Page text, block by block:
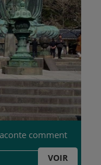
comment
VOIR